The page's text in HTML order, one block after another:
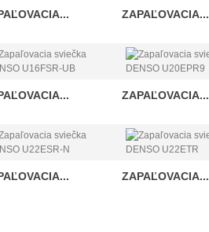
ZAPAĽOVACIA...
ZAPAĽOVACIA...
ZAPAĽOVACIA...